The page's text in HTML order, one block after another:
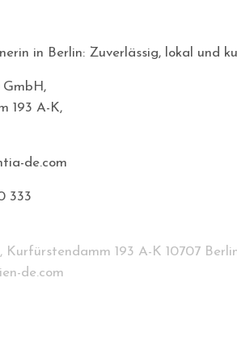
in Berlin: Zuverlässig, lokal und
193 A-K,
de.com
333
Kurfürstendamm 193 A-K 10707
de.com